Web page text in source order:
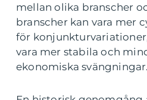
mellan olika branscher
branscher kan vara mer
för
vara mer stabila och
ekonomiska svängningar.